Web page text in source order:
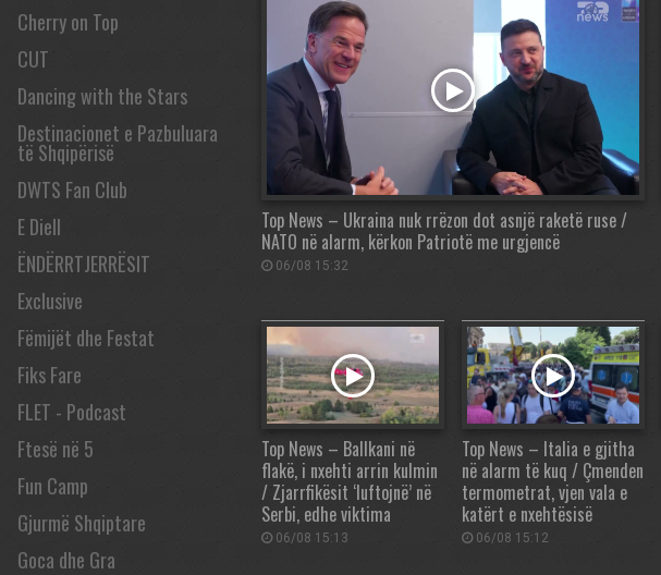
Cherry on Top
CUT
Dancing with the Stars
Destinacionet e Pazbuluara
të Shqipërisë
DWTS Fan Club
E Diell
ËNDËRRTJERRËSIT
Exclusive
Fëmijët dhe Festat
Fiks Fare
FLET - Podcast
Ftesë në 5
Fun Camp
Gjurmë Shqiptare
Goca dhe Gra
Top News – Ukraina nuk rrëzon dot asnjë raketë ruse /
NATO në alarm, kërkon Patriotë me urgjencë
06/08 15:32
Top News – Ballkani në
flakë, i nxehti arrin kulmin
/ Zjarrfikësit ‘luftojnë’ në
Serbi, edhe viktima
06/08 15:13
Top News – Italia e gjitha
në alarm të kuq / Çmenden
termometrat, vjen vala e
katërt e nxehtësisë
06/08 15:12